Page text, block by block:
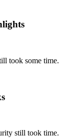
took some time.
still took time.